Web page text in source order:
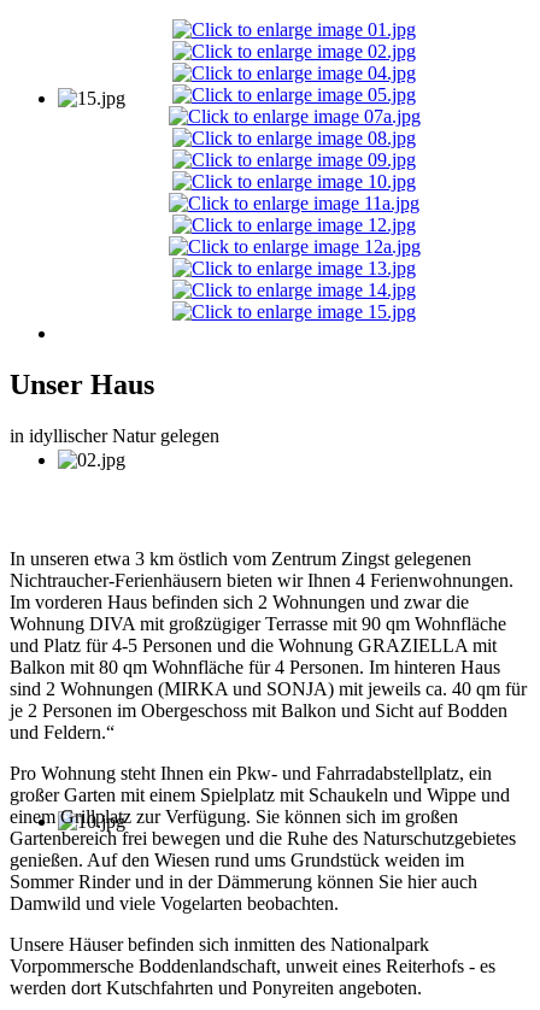
Unser Haus
in idyllischer Natur gelegen
In unseren etwa 3 km östlich vom Zentrum Zingst gelegenen
Nichtraucher-Ferienhäusern bieten wir Ihnen 4 Ferienwohnungen.
Im vorderen Haus befinden sich 2 Wohnungen und zwar die
Wohnung DIVA mit großzügiger Terrasse mit 90 qm Wohnfläche
und Platz für 4-5 Personen und die Wohnung GRAZIELLA mit
Balkon mit 80 qm Wohnfläche für 4 Personen. Im hinteren Haus
sind 2 Wohnungen (MIRKA und SONJA) mit jeweils ca. 40 qm für
je 2 Personen im Obergeschoss mit Balkon und Sicht auf Bodden
und Feldern.“
Pro Wohnung steht Ihnen ein Pkw- und Fahrradabstellplatz, ein
großer Garten mit einem Spielplatz mit Schaukeln und Wippe und
einem Grillplatz zur Verfügung. Sie können sich im großen
Gartenbereich frei bewegen und die Ruhe des Naturschutzgebietes
genießen. Auf den Wiesen rund ums Grundstück weiden im
Sommer Rinder und in der Dämmerung können Sie hier auch
Damwild und viele Vogelarten beobachten.
Unsere Häuser befinden sich inmitten des Nationalpark
Vorpommersche Boddenlandschaft, unweit eines Reiterhofs - es
werden dort Kutschfahrten und Ponyreiten angeboten.